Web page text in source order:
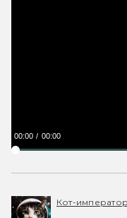
00:00 00:00
Кот-император